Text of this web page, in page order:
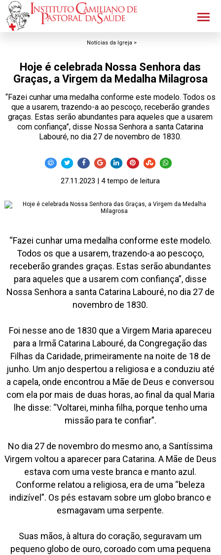
Notícias da Igreja >
Hoje é celebrada Nossa Senhora das
Graças, a Virgem da Medalha Milagrosa
“Fazei cunhar uma medalha conforme este modelo. Todos os
que a usarem, trazendo-a ao pescoço, receberão grandes
graças. Estas serão abundantes para aqueles que a usarem
com confiança”, disse Nossa Senhora a santa Catarina
Labouré, no dia 27 de novembro de 1830.
27.11.2023 | 4 tempo de leitura
“Fazei cunhar uma medalha conforme este modelo.
Todos os que a usarem, trazendo-a ao pescoço,
receberão grandes graças. Estas serão abundantes
para aqueles que a usarem com confiança”, disse
Nossa Senhora a santa Catarina Labouré, no dia 27 de
novembro de 1830.
Foi nesse ano de 1830 que a Virgem Maria apareceu
para a Irmã Catarina Labouré, da Congregação das
Filhas da Caridade, primeiramente na noite de 18 de
junho. Um anjo despertou a religiosa e a conduziu até
a capela, onde encontrou a Mãe de Deus e conversou
com ela por mais de duas horas, ao final da qual Maria
lhe disse: “Voltarei, minha filha, porque tenho uma
missão para te confiar”.
No dia 27 de novembro do mesmo ano, a Santíssima
Virgem voltou a aparecer para Catarina. A Mãe de Deus
estava com uma veste branca e manto azul.
Conforme relatou a religiosa, era de uma “beleza
indizível”. Os pés estavam sobre um globo branco e
esmagavam uma serpente.
Suas mãos, à altura do coração, seguravam um
pequeno globo de ouro, coroado com uma pequena